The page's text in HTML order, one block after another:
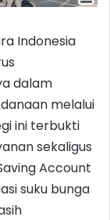
Indonesia
dalam
melalui
ini terbukti
sekaligus
Account
suku bunga